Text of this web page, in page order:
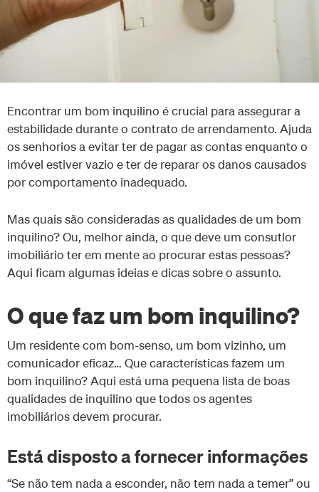
Encontrar um bom inquilino é crucial para assegurar a
estabilidade durante o contrato de arrendamento. Ajuda
os senhorios a evitar ter de pagar as contas enquanto o
imóvel estiver vazio e ter de reparar os danos causados
por comportamento inadequado.
Mas quais são consideradas as qualidades de um bom
inquilino? Ou, melhor ainda, o que deve um consutlor
imobiliário ter em mente ao procurar estas pessoas?
Aqui ficam algumas ideias e dicas sobre o assunto.
O que faz um bom inquilino?
Um residente com bom-senso, um bom vizinho, um
comunicador eficaz… Que características fazem um
bom inquilino? Aqui está uma pequena lista de boas
qualidades de inquilino que todos os agentes
imobiliários devem procurar.
Está disposto a fornecer informações
“Se não tem nada a esconder, não tem nada a temer” ou